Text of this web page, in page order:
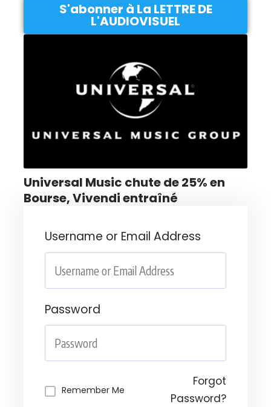
S'abonner à La LETTRE DE
L'AUDIOVISUEL
Universal Music chute de 25% en
Bourse, Vivendi entraîné
Username or Email Address
Password
Remember Me
Forgot
Password?